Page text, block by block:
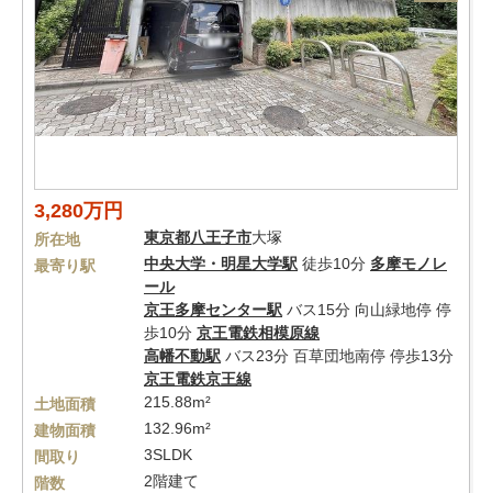
3,280万円
所在地 東京都八王子市大塚
最寄り駅
中央大学・明星大学駅 徒歩10分 多摩モノレ
ール
京王多摩センター駅 バス15分 向山緑地停 停
歩10分 京王電鉄相模原線
高幡不動駅 バス23分 百草団地南停 停歩13分
京王電鉄京王線
土地面積
215.88m²
建物面積
132.96m²
間取り
3SLDK
階数
2階建て